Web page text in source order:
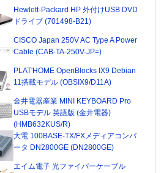
Hewlett-Packard HP 外付けUSB DVD
ドライブ (701498-B21)
CISCO Japan 250V AC Type A Power
Cable (CAB-TA-250V-JP=)
PLAT'HOME OpenBlocks IX9 Debian
11搭載モデル (OBSIX9/D11A)
金井電器産業 MINI KEYBOARD Pro
USBモデル 英語版 (金井電器)
(HMB632KUS/R)
大電 100BASE-TX/FXメディアコンバ
ータ DN2800GE (DN2800GE)
エイム電子 光ファイバーケーブル